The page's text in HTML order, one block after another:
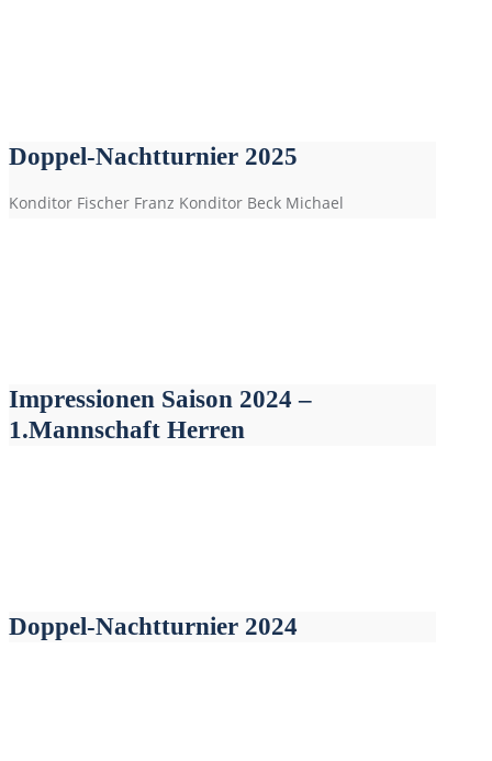
Doppel-Nachtturnier 2025
Konditor Fischer Franz Konditor Beck Michael
Impressionen Saison 2024 –
1.Mannschaft Herren
Doppel-Nachtturnier 2024